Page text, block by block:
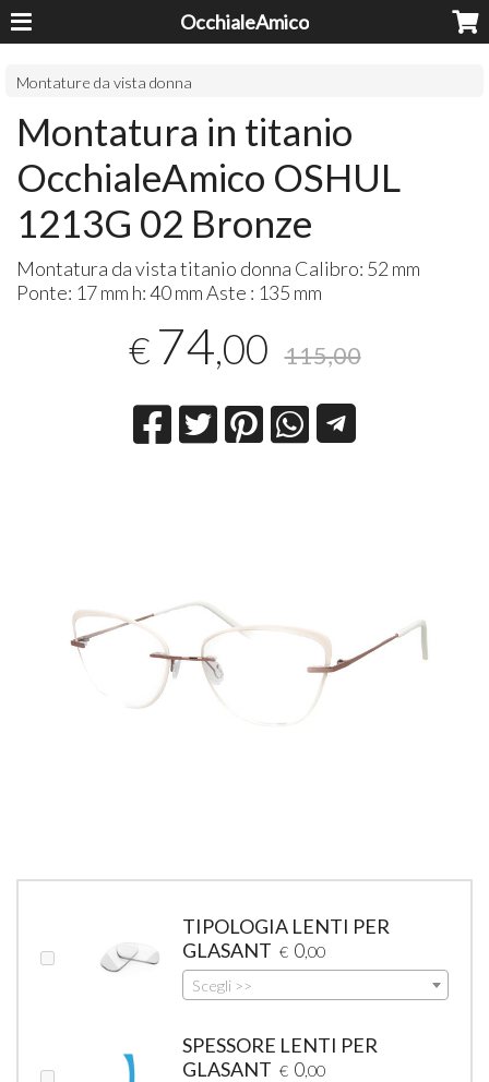
OcchialeAmico
Montature da vista donna
Montatura in titanio
OcchialeAmico OSHUL
1213G 02 Bronze
Montatura da vista titanio donna Calibro: 52 mm
Ponte: 17 mm h: 40 mm Aste : 135 mm
€ 74,00 115,00
TIPOLOGIA LENTI PER
GLASANT € 0,00
Scegli >>
SPESSORE LENTI PER
GLASANT € 0,00